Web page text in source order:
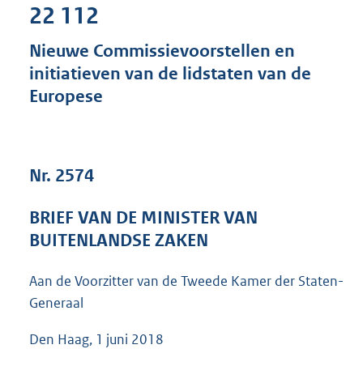
s
g
7
22 112
Nieuwe Commissievoorstellen en
initiatieven van de lidstaten van de
Europese
Nr. 2574
BRIEF VAN DE MINISTER VAN
BUITENLANDSE ZAKEN
Aan de Voorzitter van de Tweede Kamer der Staten-
Generaal
Den Haag, 1 juni 2018